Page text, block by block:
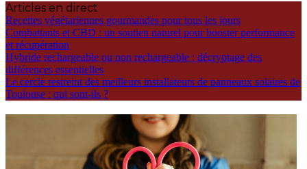
Articles en direct
Recettes végétariennes gourmandes pour tous les jours
Combattants et CBD : un soutien naturel pour booster performance
et récupération
Hybride rechargeable ou non rechargeable : décryptage des
différences essentielles
Le cercle restreint des meilleurs installateurs de panneaux solaires de
Toulouse : qui sont-ils ?